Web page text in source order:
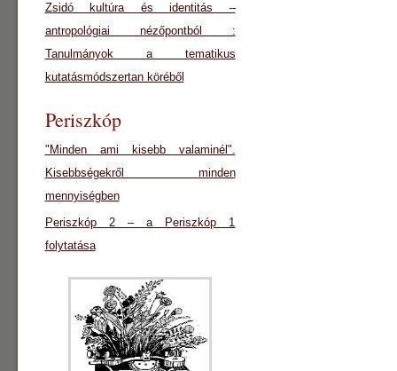
Zsidó kultúra és identitás –
antropológiai nézőpontból :
Tanulmányok a tematikus
kutatásmódszertan köréből
Periszkóp
"Minden ami kisebb valaminél".
Kisebbségekről minden
mennyiségben
Periszkóp 2 – a Periszkóp 1
folytatása